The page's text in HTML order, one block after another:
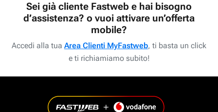
Sei già cliente Fastweb e hai bisogno
d’assistenza? o vuoi attivare un’offerta
mobile?
Accedi alla tua Area Clienti MyFastweb, ti basta un click
e ti richiamiamo subito!